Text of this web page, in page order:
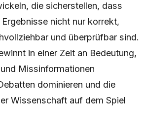
die sicherstellen, dass
nicht nur korrekt,
und überprüfbar sind.
in einer Zeit an Bedeutung,
Missinformationen
dominieren und die
Wissenschaft auf dem Spiel